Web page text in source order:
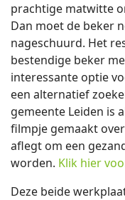
prachtige matwitte
Dan moet de beker
nageschuurd. Het
bestendige beker
interessante optie
een alternatief
gemeente Leiden is
filmpje gemaakt
aflegt om een
worden. Klik hier
Deze beide